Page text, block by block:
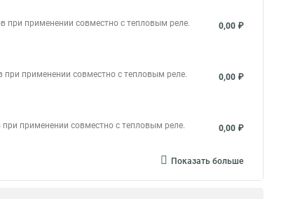
при применении совместно с тепловым реле. 0,00 ₽
применении совместно с тепловым реле. 0,00 ₽
применении совместно с тепловым реле. 0,00 ₽
Показать больше